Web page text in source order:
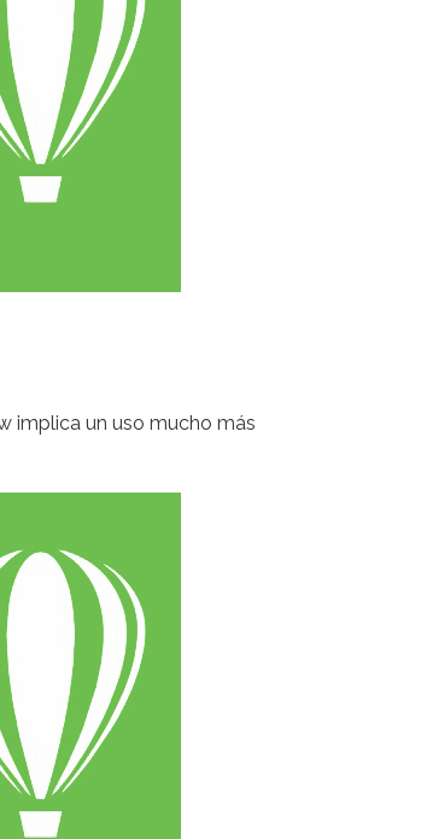
implica un uso mucho más